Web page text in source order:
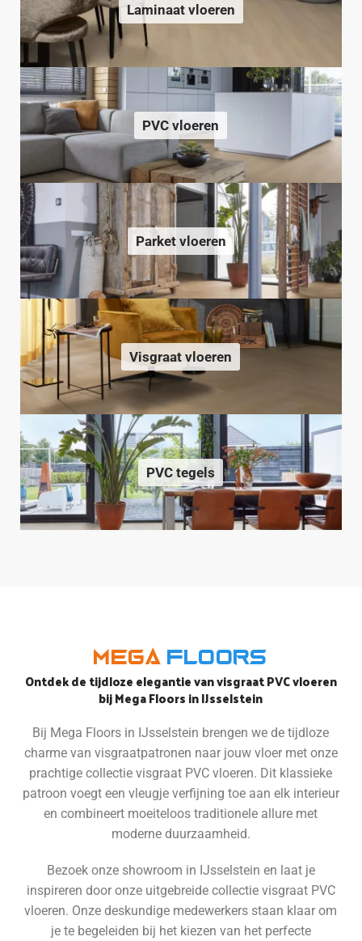
Laminaat vloeren
PVC vloeren
Parket vloeren
Visgraat vloeren
PVC tegels
Mega Floors
Ontdek de tijdloze elegantie van visgraat PVC vloeren
bij Mega Floors in IJsselstein
Bij Mega Floors in IJsselstein brengen we de tijdloze
charme van visgraatpatronen naar jouw vloer met onze
prachtige collectie visgraat PVC vloeren. Dit klassieke
patroon voegt een vleugje verfijning toe aan elk interieur
en combineert moeiteloos traditionele allure met
moderne duurzaamheid.
Bezoek onze showroom in IJsselstein en laat je
inspireren door onze uitgebreide collectie visgraat PVC
vloeren. Onze deskundige medewerkers staan klaar om
je te begeleiden bij het kiezen van het perfecte